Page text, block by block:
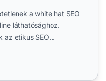
a white hat SEO
láthatósághoz.
az etikus SEO